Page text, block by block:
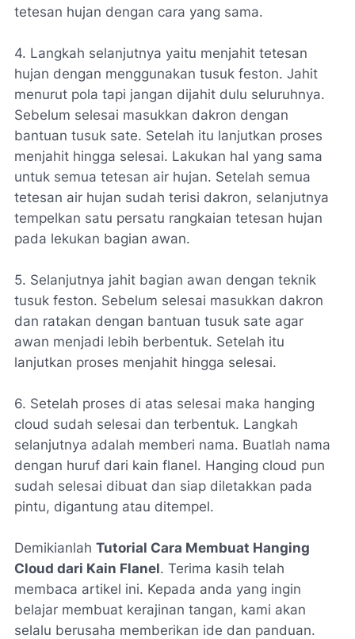
tetesan hujan dengan cara yang sama.
4. Langkah selanjutnya yaitu menjahit tetesan
hujan dengan menggunakan tusuk feston. Jahit
menurut pola tapi jangan dijahit dulu seluruhnya.
Sebelum selesai masukkan dakron dengan
bantuan tusuk sate. Setelah itu lanjutkan proses
menjahit hingga selesai. Lakukan hal yang sama
untuk semua tetesan air hujan. Setelah semua
tetesan air hujan sudah terisi dakron, selanjutnya
tempelkan satu persatu rangkaian tetesan hujan
pada lekukan bagian awan.
5. Selanjutnya jahit bagian awan dengan teknik
tusuk feston. Sebelum selesai masukkan dakron
dan ratakan dengan bantuan tusuk sate agar
awan menjadi lebih berbentuk. Setelah itu
lanjutkan proses menjahit hingga selesai.
6. Setelah proses di atas selesai maka hanging
cloud sudah selesai dan terbentuk. Langkah
selanjutnya adalah memberi nama. Buatlah nama
dengan huruf dari kain flanel. Hanging cloud pun
sudah selesai dibuat dan siap diletakkan pada
pintu, digantung atau ditempel.
Demikianlah Tutorial Cara Membuat Hanging
Cloud dari Kain Flanel. Terima kasih telah
membaca artikel ini. Kepada anda yang ingin
belajar membuat kerajinan tangan, kami akan
selalu berusaha memberikan ide dan panduan.